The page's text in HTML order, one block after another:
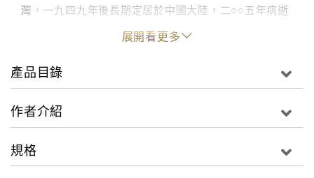
灣，一九四九年後長期定居於中國大陸，二○○五年病逝
北京。本書是作者於一九四六年全家返臺前，在等候船
位的一個月內寫成的，而後獲得臺灣《中華日報》小說
徵文首獎，驚艷文壇。
意義絕不止於再現一位天才少女的小說書寫而已。讀者
抗戰前夕到日本戰敗期間，一家四口懷抱著回歸祖國的
展開看更多
產品目錄
作者介紹
規格